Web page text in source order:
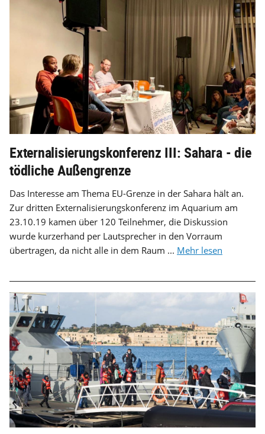
Externalisierungskonferenz III: Sahara - die
tödliche Außengrenze
Das Interesse am Thema EU-Grenze in der Sahara hält an.
Zur dritten Externalisierungskonferenz im Aquarium am
23.10.19 kamen über 120 Teilnehmer, die Diskussion
wurde kurzerhand per Lautsprecher in den Vorraum
übertragen, da nicht alle in dem Raum ... Mehr lesen